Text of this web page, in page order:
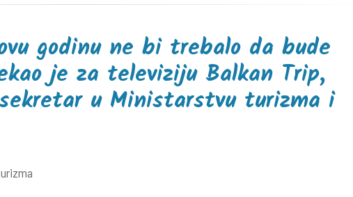
godinu ne bi trebalo da bude
je za televiziju Balkan Trip,
u Ministarstvu turizma i